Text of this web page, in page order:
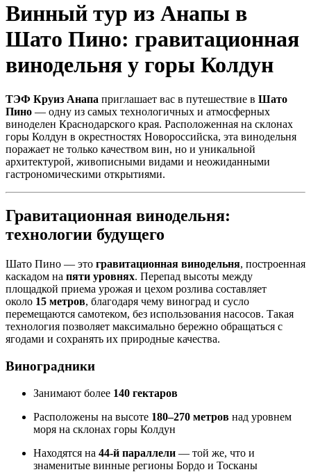
Винный тур из Анапы в
Шато Пино: гравитационная
винодельня у горы Колдун
ТЭФ Круиз Анапа приглашает вас в путешествие в Шато
Пино — одну из самых технологичных и атмосферных
виноделен Краснодарского края. Расположенная на склонах
горы Колдун в окрестностях Новороссийска, эта винодельня
поражает не только качеством вин, но и уникальной
архитектурой, живописными видами и неожиданными
гастрономическими открытиями.
Гравитационная винодельня:
технологии будущего
Шато Пино — это гравитационная винодельня, построенная
каскадом на пяти уровнях. Перепад высоты между
площадкой приема урожая и цехом розлива составляет
около 15 метров, благодаря чему виноград и сусло
перемещаются самотеком, без использования насосов. Такая
технология позволяет максимально бережно обращаться с
ягодами и сохранять их природные качества.
Виноградники
Занимают более 140 гектаров
Расположены на высоте 180–270 метров над уровнем
моря на склонах горы Колдун
Находятся на 44-й параллели — той же, что и
знаменитые винные регионы Бордо и Тосканы